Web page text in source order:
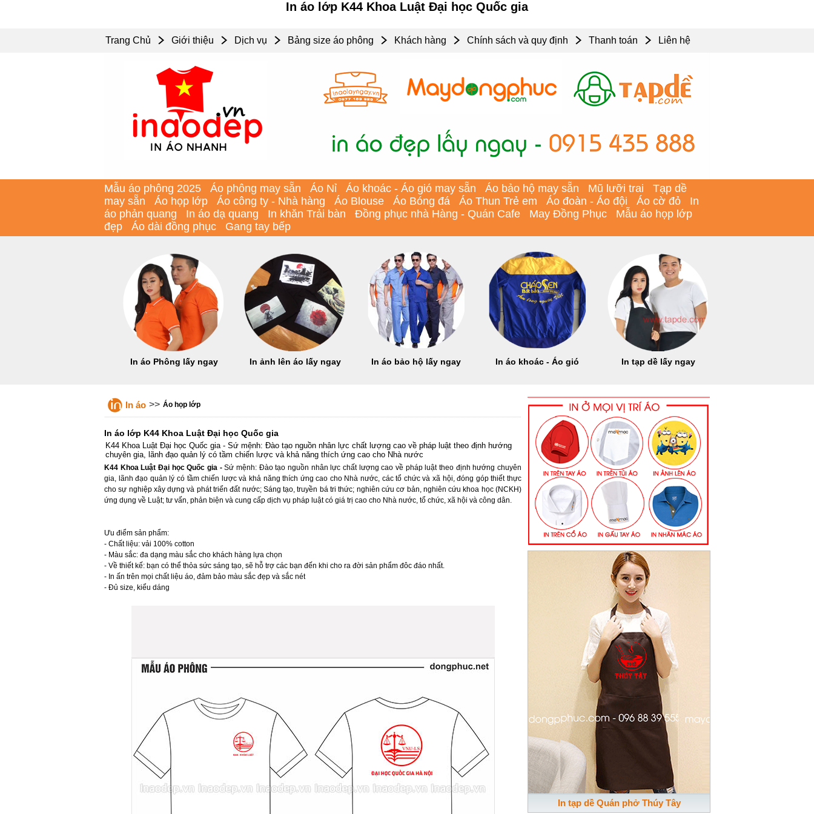
In áo lớp K44 Khoa Luật Đại học Quốc gia
Trang Chủ Giới thiệu Dịch vụ Bảng size áo phông Khách hàng Chính sách và quy định Thanh toán Liên hệ
Mẫu áo phông 2025 Áo phông may sẵn Áo Nỉ Áo khoác - Áo gió may sẵn Áo bảo hộ may sẵn Mũ lưỡi trai
Tạp dề
may sẵn
Áo họp lớp Áo công ty - Nhà hàng Áo Blouse Áo Bóng đá Áo Thun Trẻ em Áo đoàn - Áo đội Áo cờ đỏ
In
áo phản quang
In áo dạ quang In khăn Trải bàn Đồng phục nhà Hàng - Quán Cafe May Đồng Phục
Mẫu áo họp lớp
đẹp
Áo dài đồng phục Gang tay bếp
In áo Phông lấy ngay In ảnh lên áo lấy ngay In áo bảo hộ lấy ngay In áo khoác - Áo gió In tạp dề lấy ngay
In áo >> Áo họp lớp
In áo lớp K44 Khoa Luật Đại học Quốc gia
K44 Khoa Luật Đại học Quốc gia - Sứ mệnh: Đào tạo nguồn nhân lực chất lượng cao về pháp luật theo định hướng
chuyên gia, lãnh đạo quản lý có tầm chiến lược và khả năng thích ứng cao cho Nhà nước
K44 Khoa Luật Đại học Quốc gia -Sứ mệnh: Đào tạo nguồn nhân lực chất lượng cao về pháp luật theo định hướng chuyên
gia, lãnh đạo quản lý có tầm chiến lược và khả năng thích ứng cao cho Nhà nước, các tổ chức và xã hội, đóng góp thiết thực
cho sự nghiệp xây dựng và phát triển đất nước; Sáng tạo, truyền bá tri thức; nghiên cứu cơ bản, nghiên cứu khoa học (NCKH)
ứng dụng về Luật; tư vấn, phản biện và cung cấp dịch vụ pháp luật có giá trị cao cho Nhà nước, tổ chức, xã hội và công dân.
Ưu điểm sản phẩm:
- Chất liệu: vải 100% cotton
- Màu sắc: đa dạng màu sắc cho khách hàng lựa chọn
- Về thiết kế: bạn có thể thỏa sức sáng tạo, sẽ hỗ trợ các bạn đến khi cho ra đời sản phẩm đôc đáo nhất.
- In ấn trên mọi chất liệu áo, đảm bảo màu sắc đẹp và sắc nét
- Đủ size, kiểu dáng
In tạp dề Quán phở Thúy Tây